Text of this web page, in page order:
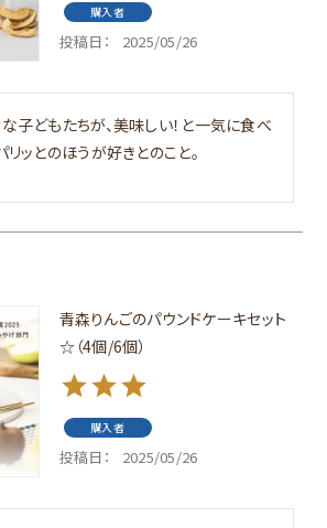
購入者
投稿日 2025/05/26
子どもたちが、美味しい！と一気に食べ
リッとのほうが好きとのこと。
青森りんごのパウンドケーキセット
☆（4個/6個）
購入者
投稿日 2025/05/26